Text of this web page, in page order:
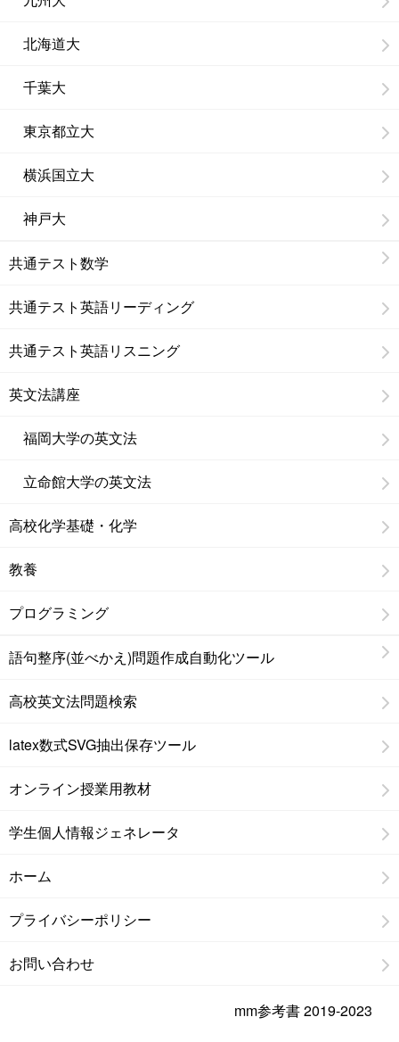
北海道大
千葉大
東京都立大
横浜国立大
神戸大
共通テスト数学
共通テスト英語リーディング
共通テスト英語リスニング
英文法講座
福岡大学の英文法
立命館大学の英文法
高校化学基礎・化学
教養
プログラミング
語句整序(並べかえ)問題作成自動化ツール
高校英文法問題検索
latex数式SVG抽出保存ツール
オンライン授業用教材
学生個人情報ジェネレータ
ホーム
プライバシーポリシー
お問い合わせ
mm参考書 2019-2023